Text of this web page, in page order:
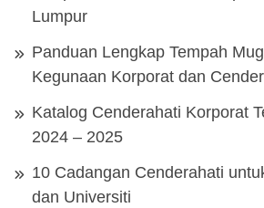
Lumpur
Panduan Lengkap Tempah
Kegunaan Korporat dan
Katalog Cenderahati Korporat
2024 – 2025
10 Cadangan Cenderahati
dan Universiti